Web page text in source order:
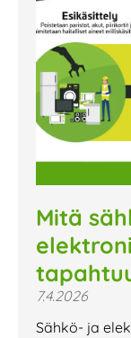
Mitä
7.4.2026
Sähkö- ja